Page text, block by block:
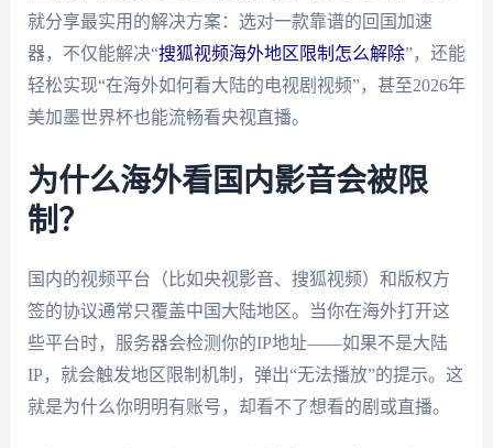
就分享最实用的解决方案：选对一款靠谱的回国加速
器，不仅能解决“搜狐视频海外地区限制怎么解除”，还能
轻松实现“在海外如何看大陆的电视剧视频”，甚至2026年
美加墨世界杯也能流畅看央视直播。
为什么海外看国内影音会被限
制？
国内的视频平台（比如央视影音、搜狐视频）和版权方
签的协议通常只覆盖中国大陆地区。当你在海外打开这
些平台时，服务器会检测你的IP地址——如果不是大陆
IP，就会触发地区限制机制，弹出“无法播放”的提示。这
就是为什么你明明有账号，却看不了想看的剧或直播。